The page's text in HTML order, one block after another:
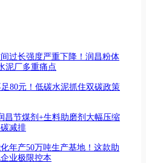
过长强度严重下降！润昌粉体
泥厂多重痛点
80元！低碳水泥抓住双碳政策
昌节煤剂+生料助磨剂大幅压缩
减排
年产50万吨生产基地！这款助
业极限控本